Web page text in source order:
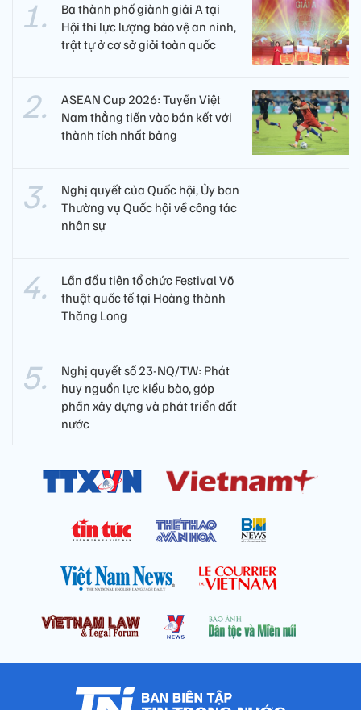
Ba thành phố giành giải A tại
Hội thi lực lượng bảo vệ an ninh,
trật tự ở cơ sở giỏi toàn quốc
ASEAN Cup 2026: Tuyển Việt
Nam thẳng tiến vào bán kết với
thành tích nhất bảng
Nghị quyết của Quốc hội, Ủy ban
Thường vụ Quốc hội về công tác
nhân sự
Lần đầu tiên tổ chức Festival Võ
thuật quốc tế tại Hoàng thành
Thăng Long
Nghị quyết số 23-NQ/TW: Phát
huy nguồn lực kiều bào, góp
phần xây dựng và phát triển đất
nước